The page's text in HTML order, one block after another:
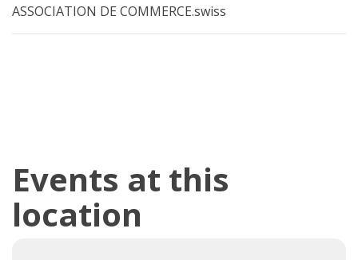
ASSOCIATION DE COMMERCE.swiss
Events at this
location